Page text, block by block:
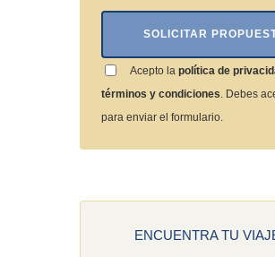
Acepto la política de
términos y condiciones. Debes
para enviar el formulario.
ENCUENTRA TU